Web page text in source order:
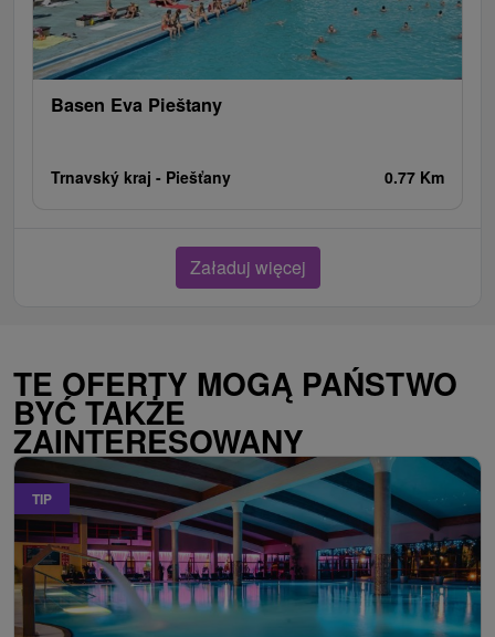
Basen Eva Pieštany
Trnavský kraj - Piešťany 0.77 Km
Załaduj więcej
TE OFERTY MOGĄ PAŃSTWO
BYĆ TAKŻE
ZAINTERESOWANY
TIP